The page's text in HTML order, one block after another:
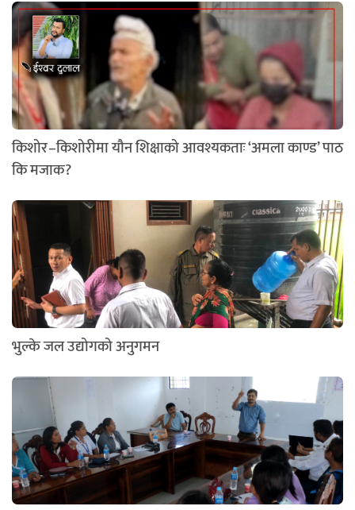
किशोर–किशोरीमा यौन शिक्षाको आवश्यकताः ‘अमला काण्ड’ पाठ
कि मजाक?
भुल्के जल उद्योगको अनुगमन